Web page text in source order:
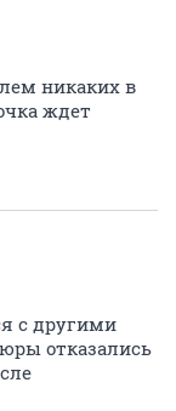
никаких в
ждет
с другими
отказались